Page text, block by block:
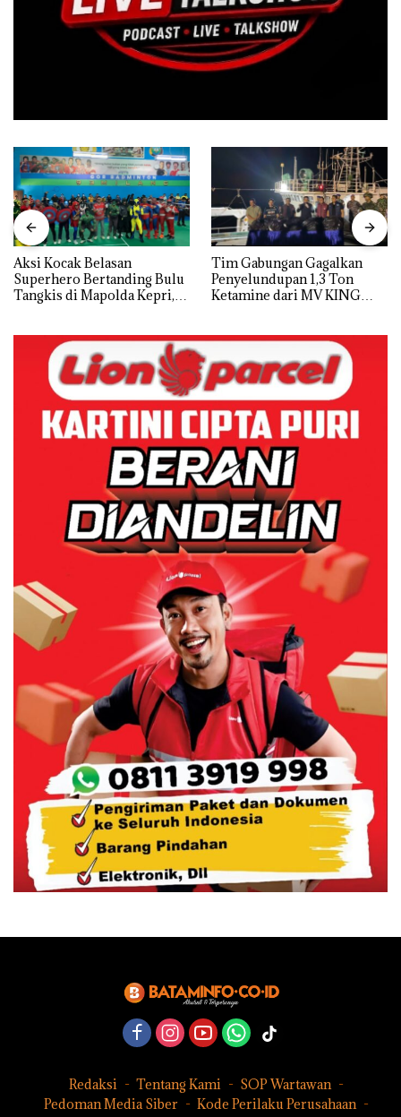
Aksi Kocak Belasan
Superhero Bertanding Bulu
Tangkis di Mapolda Kepri,
Tim Gabungan Gagalkan
Penyelundupan 1,3 Ton
Ketamine dari MV KING
Redaksi Tentang Kami
SOP Wartawan
Pedoman Media Siber
Kode Perilaku Perusahaan